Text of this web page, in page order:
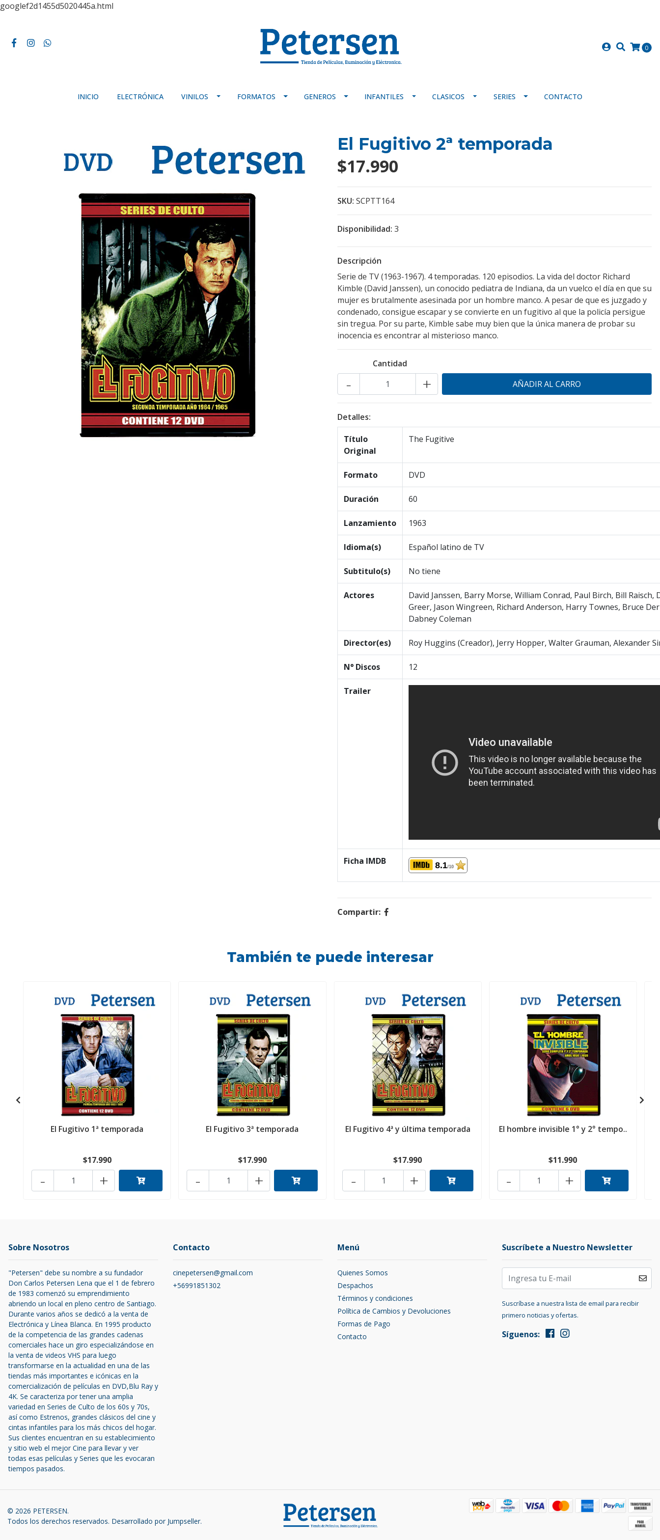
googlef2d1455d5020445a.html
0
INICIO ELECTRÓNICA VINILOS FORMATOS GENEROS INFANTILES CLASICOS SERIES CONTACTO
El Fugitivo 2ª temporada
$17.990
SKU: SCPTT164
Disponibilidad: 3
Descripción
Serie de TV (1963-1967). 4 temporadas. 120 episodios. La vida del doctor Richard
Kimble (David Janssen), un conocido pediatra de Indiana, da un vuelco el día en que su
mujer es brutalmente asesinada por un hombre manco. A pesar de que es juzgado y
condenado, consigue escapar y se convierte en un fugitivo al que la policía persigue
sin tregua. Por su parte, Kimble sabe muy bien que la única manera de probar su
inocencia es encontrar al misterioso manco.
Cantidad
+
-
Detalles:
Título
Original
The Fugitive
Formato DVD
Duración 60
Lanzamiento 1963
Idioma(s) Español latino de TV
Subtitulo(s) No tiene
Actores
David Janssen, Barry Morse, William Conrad, Paul Birch, Bill Raisch,
Greer, Jason Wingreen, Richard Anderson, Harry Townes, Bruce
Dabney Coleman
Director(es) Roy Huggins (Creador), Jerry Hopper, Walter Grauman, Alexander
N° Discos 12
Trailer
Ficha IMDB 8.1/10
Compartir:
También te puede interesar
El Fugitivo 1ª temporada
$17.990
+
-
El Fugitivo 3ª temporada
$17.990
+
-
El Fugitivo 4ª y última temporada
$17.990
+
-
El hombre invisible 1° y 2° tempo..
$11.990
+
-
Sobre Nosotros
"Petersen" debe su nombre a su fundador
Don Carlos Petersen Lena que el 1 de febrero
de 1983 comenzó su emprendimiento
abriendo un local en pleno centro de Santiago.
Durante varios años se dedicó a la venta de
Electrónica y Línea Blanca. En 1995 producto
de la competencia de las grandes cadenas
comerciales hace un giro especializándose en
la venta de videos VHS para luego
transformarse en la actualidad en una de las
tiendas más importantes e icónicas en la
comercialización de películas en DVD,Blu Ray y
4K. Se caracteriza por tener una amplia
variedad en Series de Culto de los 60s y 70s,
así como Estrenos, grandes clásicos del cine y
cintas infantiles para los más chicos del hogar.
Sus clientes encuentran en su establecimiento
y sitio web el mejor Cine para llevar y ver
todas esas películas y Series que les evocaran
tiempos pasados.
Contacto
cinepetersen@gmail.com
+56991851302
Menú
Quienes Somos
Despachos
Términos y condiciones
Política de Cambios y Devoluciones
Formas de Pago
Contacto
Suscríbete a Nuestro Newsletter
Suscríbase a nuestra lista de email para recibir
primero noticias y ofertas.
Síguenos:
© 2026 PETERSEN.
Todos los derechos reservados. Desarrollado por Jumpseller.